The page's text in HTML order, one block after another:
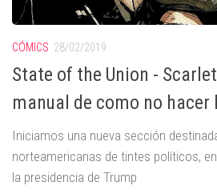
CÓMICS 28/02/2019
State of the Union -
manual de como no hacer
Iniciamos una nueva sección
norteamericanas de tintes políticos,
la presidencia de Trump